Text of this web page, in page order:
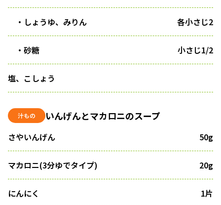
・しょうゆ、みりん 各小さじ2
・砂糖 小さじ1/2
塩、こしょう
汁もの いんげんとマカロニのスープ
さやいんげん 50g
マカロニ(3分ゆでタイプ) 20g
にんにく 1片